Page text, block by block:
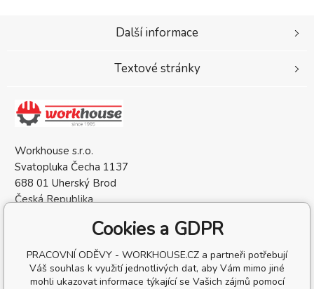
Workhouse s.r.o.
Svatopluka Čecha 1137
688 01 Uherský Brod
Česká Republika
DIČ: CZ05568137
Další informace
Textové stránky
Cookies a GDPR
PRACOVNÍ ODĚVY - WORKHOUSE.CZ a partneři potřebují
Váš souhlas k využití jednotlivých dat, aby Vám mimo jiné
mohli ukazovat informace týkající se Vašich zájmů pomocí